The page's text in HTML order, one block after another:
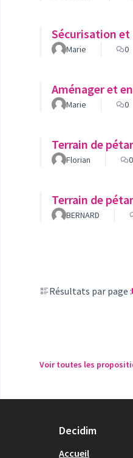
Sécurisation et
Marie 0
Aménager et
Marie 0
Terrain de
Florian 0
Terrain de
BERNARD
Résultats par page :
Voir toutes les
Decidim
Accueil